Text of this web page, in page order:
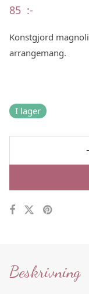
85 :-
Konstgjord
arrangemang.
I lager
Beskrivning